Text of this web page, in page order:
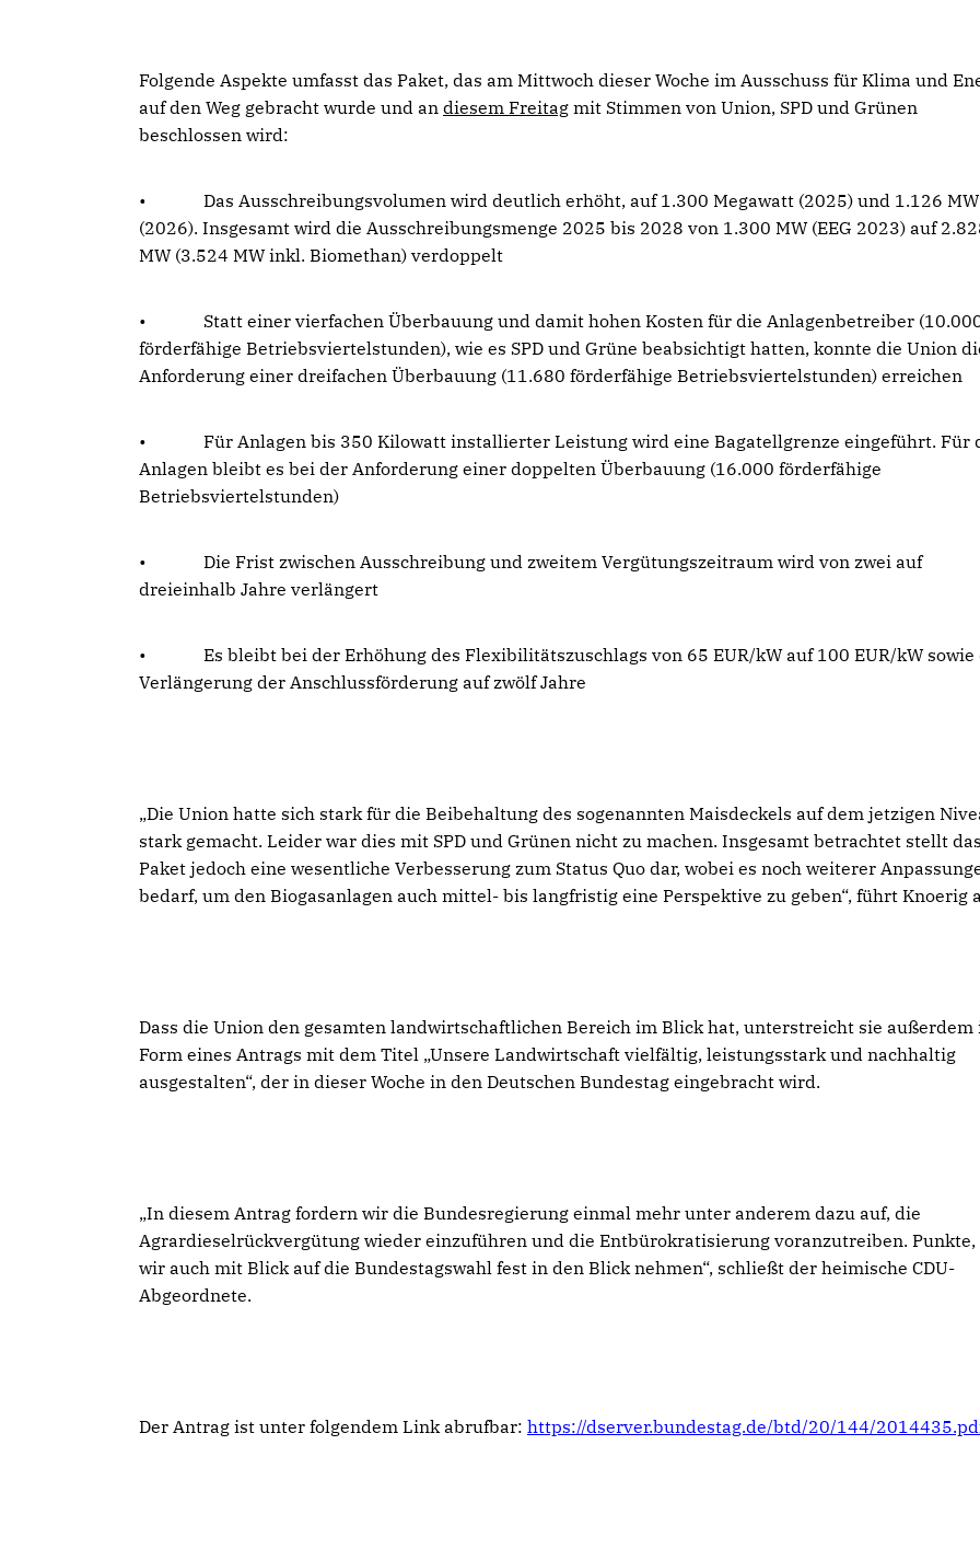
Folgende Aspekte umfasst das Paket, das am Mittwoch dieser Woche im Ausschuss für Klima und
auf den Weg gebracht wurde und an diesem Freitag mit Stimmen von Union, SPD und Grünen
beschlossen wird:
• Das Ausschreibungsvolumen wird deutlich erhöht, auf 1.300 Megawatt (2025) und 1.126 MW
(2026). Insgesamt wird die Ausschreibungsmenge 2025 bis 2028 von 1.300 MW (EEG 2023) auf
MW (3.524 MW inkl. Biomethan) verdoppelt
• Statt einer vierfachen Überbauung und damit hohen Kosten für die Anlagenbetreiber
förderfähige Betriebsviertelstunden), wie es SPD und Grüne beabsichtigt hatten, konnte die Union
Anforderung einer dreifachen Überbauung (11.680 förderfähige Betriebsviertelstunden) erreichen
• Für Anlagen bis 350 Kilowatt installierter Leistung wird eine Bagatellgrenze eingeführt. Für
Anlagen bleibt es bei der Anforderung einer doppelten Überbauung (16.000 förderfähige
Betriebsviertelstunden)
• Die Frist zwischen Ausschreibung und zweitem Vergütungszeitraum wird von zwei auf
dreieinhalb Jahre verlängert
• Es bleibt bei der Erhöhung des Flexibilitätszuschlags von 65 EUR/kW auf 100 EUR/kW sowie
Verlängerung der Anschlussförderung auf zwölf Jahre
Die Union hatte sich stark für die Beibehaltung des sogenannten Maisdeckels auf dem jetzigen
stark gemacht. Leider war dies mit SPD und Grünen nicht zu machen. Insgesamt betrachtet stellt das
Paket jedoch eine wesentliche Verbesserung zum Status Quo dar, wobei es noch weiterer
bedarf, um den Biogasanlagen auch mittel- bis langfristig eine Perspektive zu geben“, führt Knoerig
Dass die Union den gesamten landwirtschaftlichen Bereich im Blick hat, unterstreicht sie außerdem
Form eines Antrags mit dem Titel „Unsere Landwirtschaft vielfältig, leistungsstark und nachhaltig
ausgestalten“, der in dieser Woche in den Deutschen Bundestag eingebracht wird.
In diesem Antrag fordern wir die Bundesregierung einmal mehr unter anderem dazu auf, die
Agrardieselrückvergütung wieder einzuführen und die Entbürokratisierung voranzutreiben. Punkte,
wir auch mit Blick auf die Bundestagswahl fest in den Blick nehmen“, schließt der heimische CDU-
Abgeordnete.
Der Antrag ist unter folgendem Link abrufbar: https://dserver.bundestag.de/btd/20/144/